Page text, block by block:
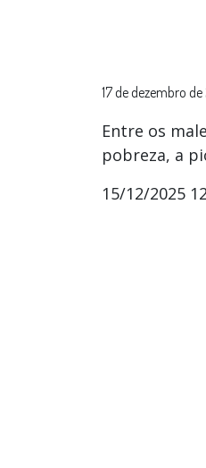
17 de dezembro
Entre os
pobreza, a
15/12/2025